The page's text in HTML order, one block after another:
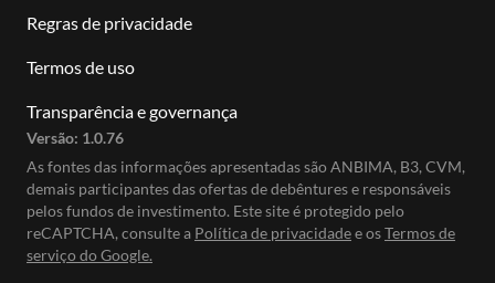
Regras de privacidade
Termos de uso
Transparência e governança
Versão: 1.0.76
As fontes das informações apresentadas são ANBIMA, B3, CVM,
demais participantes das ofertas de debêntures e responsáveis
pelos fundos de investimento. Este site é protegido pelo
reCAPTCHA, consulte a Política de privacidadee osTermos de
serviço do Google.